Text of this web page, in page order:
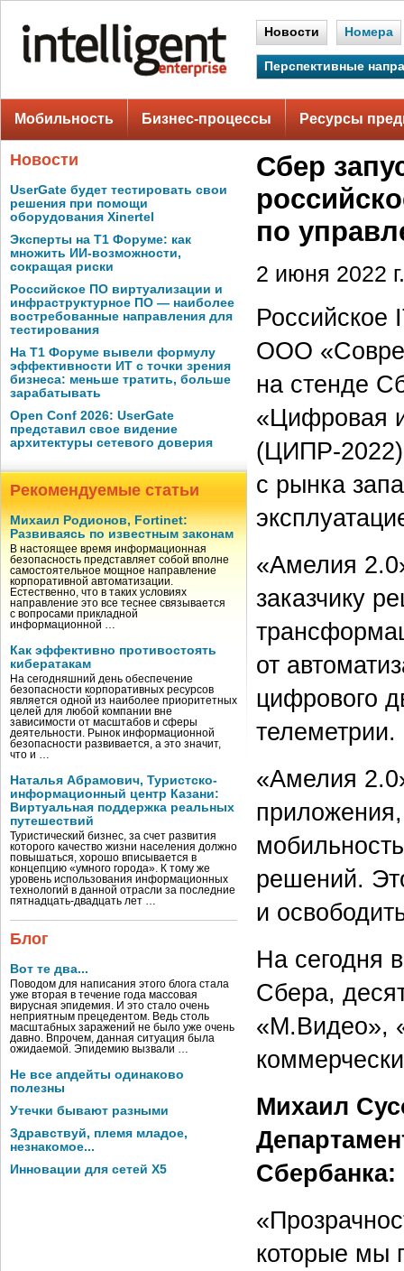
Новости Номера
Перспективные
Мобильность Бизнес-процессы Ресурсы
Новости
UserGate будет тестировать свои
решения при помощи
оборудования Xinertel
Эксперты на Т1 Форуме: как
множить ИИ-возможности,
сокращая риски
Российское ПО виртуализации и
инфраструктурное ПО — наиболее
востребованные направления для
тестирования
На Т1 Форуме вывели формулу
эффективности ИТ с точки зрения
бизнеса: меньше тратить, больше
зарабатывать
Open Conf 2026: UserGate
представил свое видение
архитектуры сетевого доверия
Рекомендуемые статьи
Михаил Родионов, Fortinet:
Развиваясь по известным законам
В настоящее время информационная
безопасность представляет собой вполне
самостоятельное мощное направление
корпоративной автоматизации.
Естественно, что в таких условиях
направление это все теснее связывается
с вопросами прикладной
информационной …
Как эффективно противостоять
кибератакам
На сегодняшний день обеспечение
безопасности корпоративных ресурсов
является одной из наиболее приоритетных
целей для любой компании вне
зависимости от масштабов и сферы
деятельности. Рынок информационной
безопасности развивается, а это значит,
что и …
Наталья Абрамович, Туристско-
информационный центр Казани:
Виртуальная поддержка реальных
путешествий
Туристический бизнес, за счет развития
которого качество жизни населения должно
повышаться, хорошо вписывается в
концепцию «умного города». К тому же
уровень использования информационных
технологий в данной отрасли за последние
пятнадцать-двадцать лет …
Блог
Вот те два...
Поводом для написания этого блога стала
уже вторая в течение года массовая
вирусная эпидемия. И это стало очень
неприятным прецедентом. Ведь столь
масштабных заражений не было уже очень
давно. Впрочем, данная ситуация была
ожидаемой. Эпидемию вызвали …
Не все апдейты одинаково
полезны
Утечки бывают разными
Здравствуй, племя младое,
незнакомое...
Инновации для сетей X5
Сбер
по
2 июня 2022 г.
Российское
ООО
на стенде
«Цифровая
(ЦИПР-
с рынка
«Амелия
заказчику
от
цифрового
телеметрии.
«Амелия
решений.
и
На сегодня
Сбера,
«М.Видео»,
Михаил
Сбербанка:
которые мы